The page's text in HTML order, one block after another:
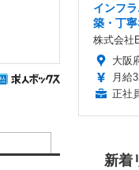
インフ
築・丁
株式会社
大阪
月給
正社
新着